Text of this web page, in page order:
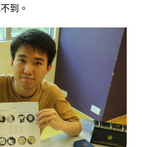
到。